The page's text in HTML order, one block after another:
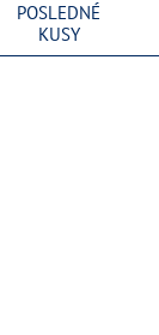
POSLEDNÉ
KUSY